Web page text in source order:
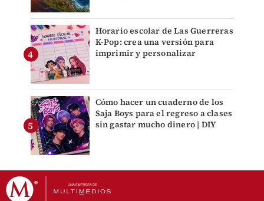
Horario escolar de Las Guerreras
K-Pop: crea una versión para
imprimir y personalizar
Cómo hacer un cuaderno de los
Saja Boys para el regreso a clases
sin gastar mucho dinero | DIY